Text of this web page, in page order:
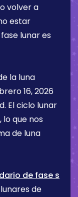
volver a
estar
lunar es
la luna
16, 2026
El ciclo lunar
que nos
de luna
de fase s
de